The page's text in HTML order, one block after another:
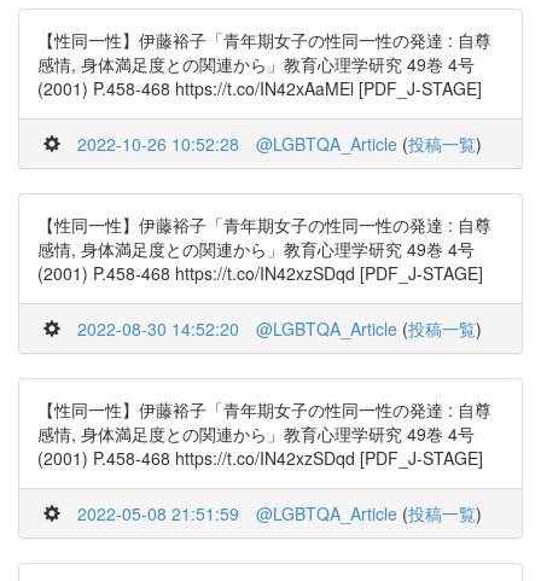
【性同一性】伊藤裕子「青年期女子の性同一性の発達 : 自尊
感情, 身体満足度との関連から」教育心理学研究 49巻 4号
(2001) P.458-468 https://t.co/IN42xAaMEl [PDF_J-STAGE]
2022-10-26 10:52:28 @LGBTQA_Article (投稿一覧)
【性同一性】伊藤裕子「青年期女子の性同一性の発達 : 自尊
感情, 身体満足度との関連から」教育心理学研究 49巻 4号
(2001) P.458-468 https://t.co/IN42xzSDqd [PDF_J-STAGE]
2022-08-30 14:52:20 @LGBTQA_Article (投稿一覧)
【性同一性】伊藤裕子「青年期女子の性同一性の発達 : 自尊
感情, 身体満足度との関連から」教育心理学研究 49巻 4号
(2001) P.458-468 https://t.co/IN42xzSDqd [PDF_J-STAGE]
2022-05-08 21:51:59 @LGBTQA_Article (投稿一覧)